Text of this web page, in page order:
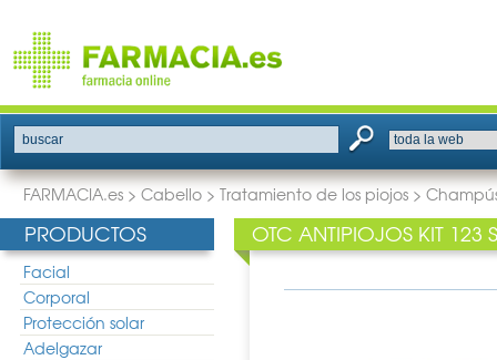
buscar
FARMACIA.es > Cabello > Tratamiento de los piojos >
PRODUCTOS
Facial
Corporal
Protección solar
Adelgazar
OTC ANTIPIOJOS KIT 123